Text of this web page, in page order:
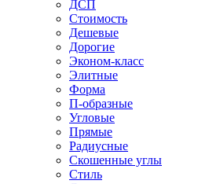
ДСП
Стоимость
Дешевые
Дорогие
Эконом-класс
Элитные
Форма
П-образные
Угловые
Прямые
Радиусные
Скошенные углы
Стиль